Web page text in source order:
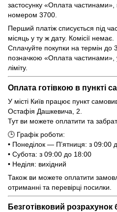
застосунку «Оплата частинами»,
номером 3700.
Перший платіж списується під
місяць у ту ж дату. Комісії немає.
Сплачуйте покупки на термін до
позначкою «Оплата частинами»,
ліміту.
Оплата готівкою в пункті
У місті Київ працює пункт
Остафія Дашкевича, 2.
Тут ви можете оплатити та
🕒 Графік роботи:
• Понеділок — П’ятниця: з 09:00
• Субота: з 09:00 до 18:00
• Неділя: вихідний
Також ви можете оплатити
отриманні та перевірці посилки.
Безготівковий